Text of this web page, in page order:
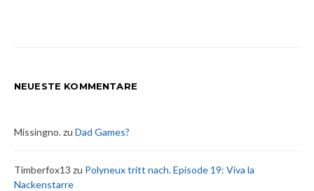
NEUESTE KOMMENTARE
Missingno.zu Dad Games?
Timberfox13 zu Polyneux tritt nach. Episode 19: Viva la
Nackenstarre